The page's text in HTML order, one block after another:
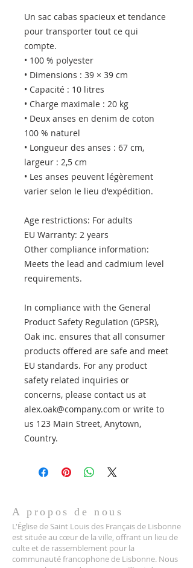
Un sac cabas spacieux et tendance
pour transporter tout ce qui
compte.
• 100 % polyester
• Dimensions : 39 × 39 cm
• Capacité : 10 litres
• Charge maximale : 20 kg
• Deux anses en denim de coton
100 % naturel
• Longueur des anses : 67 cm,
largeur : 2,5 cm
• Les anses peuvent légèrement
varier selon le lieu d'expédition.
Age restrictions: For adults
EU Warranty: 2 years
Other compliance information:
Meets the lead and cadmium level
requirements.
In compliance with the General
Oak inc. ensures that all consumer
products offered are safe and meet
EU standards. For any product
safety related inquiries or
alex.oak@company.com or write to
us 123 Main Street, Anytown,
Country.
A propos de nous
L'Église de Saint Louis des Français de Lisbonne
est située au cœur de la ville, offrant un lieu de
culte et de rassemblement pour la
communauté francophone de Lisbonne. Nous